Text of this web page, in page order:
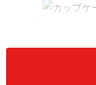
ラインアップは
ド）」（260円）